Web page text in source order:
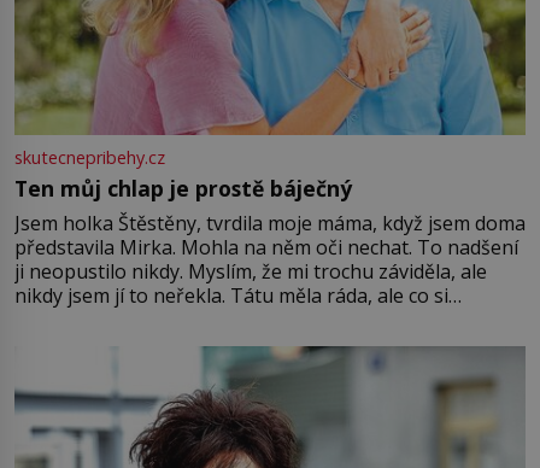
skutecnepribehy.cz
Ten můj chlap je prostě báječný
Jsem holka Štěstěny, tvrdila moje máma, když jsem doma
představila Mirka. Mohla na něm oči nechat. To nadšení
ji neopustilo nikdy. Myslím, že mi trochu záviděla, ale
nikdy jsem jí to neřekla. Tátu měla ráda, ale co si
Jsme spolu moc rádi Tehdy byla jiná doba, když